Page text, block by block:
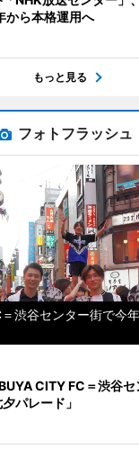
から本格運用へ
もっと見る
フォトフラッシュ
渋谷センター街で今
CITY FC＝渋谷
夕パレード」